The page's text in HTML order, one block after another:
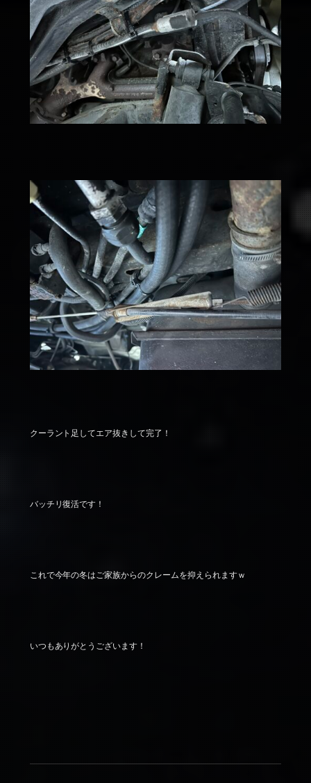
クーラント足してエア抜きして完了！
バッチリ復活です！
これで今年の冬はご家族からのクレームを抑えられますｗ
いつもありがとうございます！